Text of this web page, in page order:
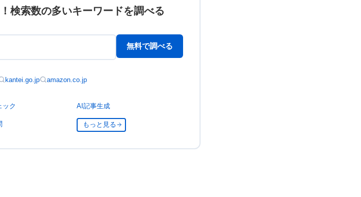
検索数の多いキーワードを調べる
無料で調べる
kantei.go.jp amazon.co.jp
ック AI記事生成
もっと見る